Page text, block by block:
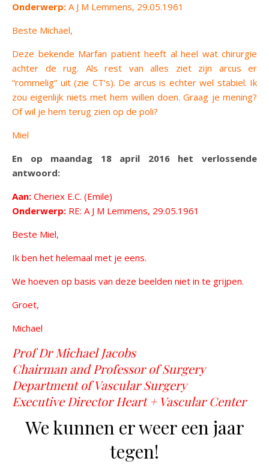
Onderwerp: A J M Lemmens, 29.05.1961
Beste Michael,
Deze bekende Marfan patiënt heeft al heel wat chirurgie
achter de rug. Als rest van alles ziet zijn arcus er
“rommelig” uit (zie CT’s). De arcus is echter wel stabiel. Ik
zou eigenlijk niets met hem willen doen. Graag je mening?
Of wil je hem terug zien op de poli?
Miel
En op maandag 18 april 2016 het verlossende
antwoord:
Aan: Cheriex E.C. (Emile)
Onderwerp: RE: A J M Lemmens, 29.05.1961
Beste Miel,
Ik ben het helemaal met je eens.
We hoeven op basis van deze beelden niet in te grijpen.
Groet,
Michael
Prof Dr Michael Jacobs
Chairman and Professor of Surgery
Department of Vascular Surgery
Executive Director Heart + Vascular Center
We kunnen er weer een jaar
tegen!